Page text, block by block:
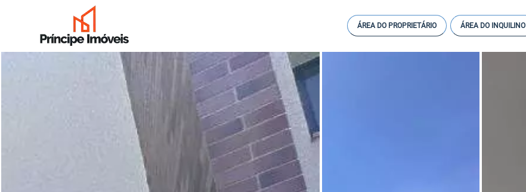
ÁREA DO PROPRIETÁRIO ÁREA DO INQUILINO